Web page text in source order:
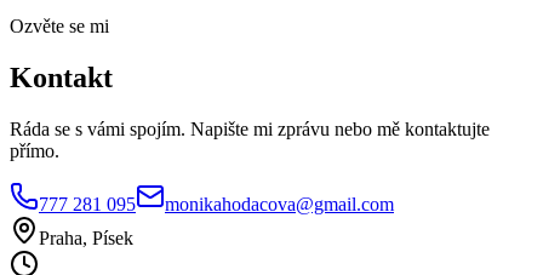
Ozvěte se mi
Kontakt
Ráda se s vámi spojím. Napište mi zprávu nebo mě kontaktujte
přímo.
777 281 095
monikahodacova@gmail.com
Praha, Písek